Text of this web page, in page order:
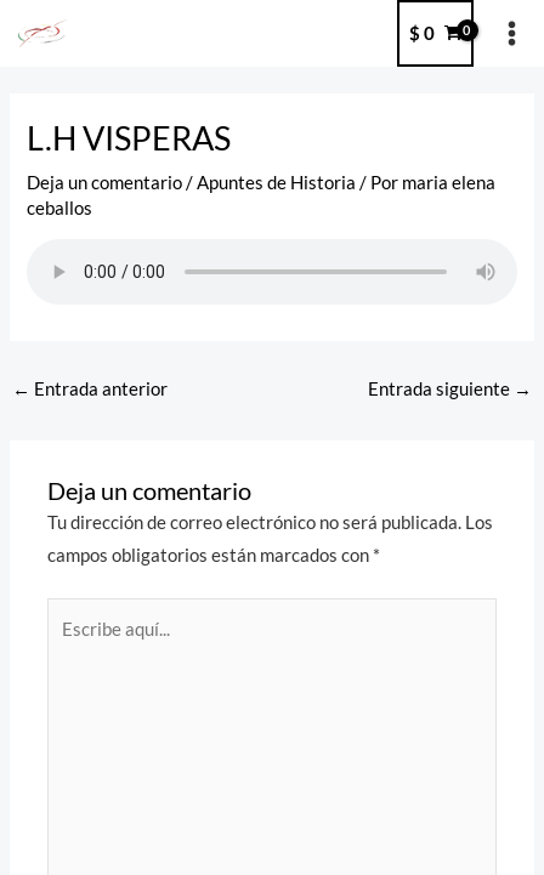
$ 0
L.H VISPERAS
Deja un comentario /Apuntes de Historia / Por maria elena
ceballos
← Entrada anterior Entrada siguiente →
Deja un comentario
Tu dirección de correo electrónico no será publicada. Los
campos obligatorios están marcados con *